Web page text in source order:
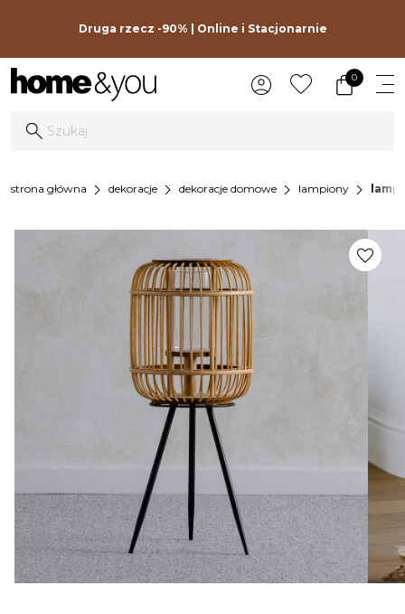
Druga rzecz -90% | Online i Stacjonarnie
0
strona główna chevron_right dekoracje chevron_right dekoracje domowe chevron_right lampiony chevron_right
favorite